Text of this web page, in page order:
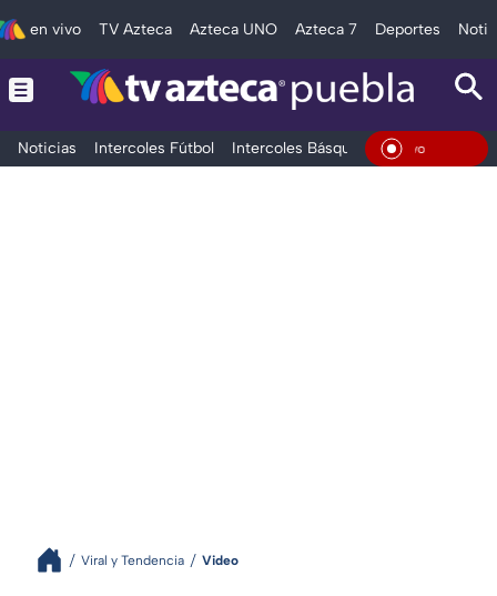
en vivo TV Azteca Azteca UNO Azteca 7 Deportes
Noticias Intercoles Fútbol Intercoles Básquetbol Deportes En
Viral y Tendencia Video